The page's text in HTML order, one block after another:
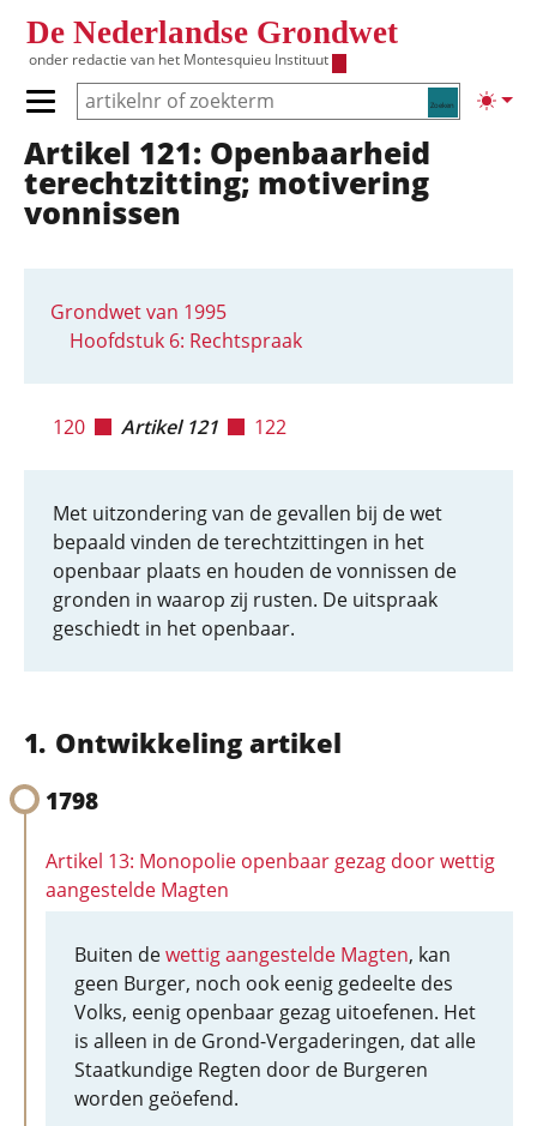
De Nederlandse Grondwet
onder redactie van het Montesquieu Instituut
Zoeken
Primair menu tonen/verbergen
Hoofdnavigatie
Artikel 121: Openbaarheid
terechtzitting; motivering
vonnissen
Grondwet van 1995
Hoofdstuk 6: Rechtspraak
120 Artikel 121 122
Met uitzondering van de gevallen bij de wet
bepaald vinden de terechtzittingen in het
openbaar plaats en houden de vonnissen de
gronden in waarop zij rusten. De uitspraak
geschiedt in het openbaar.
Ontwikkeling artikel
1798
Artikel 13: Monopolie openbaar gezag door wettig
aangestelde Magten
Buiten dewettig aangestelde Magten, kan
geen Burger, noch ook eenig gedeelte des
Volks, eenig openbaar gezag uitoefenen. Het
is alleen in de Grond-Vergaderingen, dat alle
Staatkundige Regten door de Burgeren
worden geöefend.